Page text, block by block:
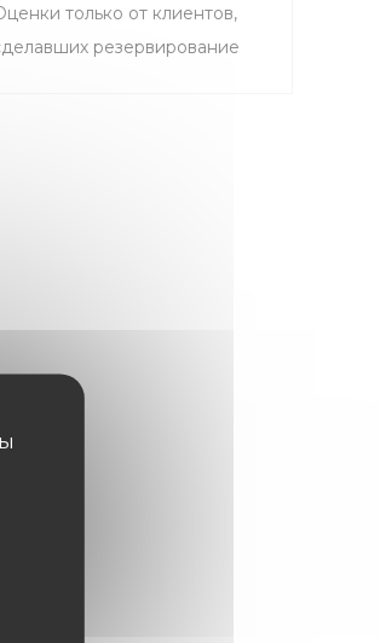
только от клиентов,
резервирование